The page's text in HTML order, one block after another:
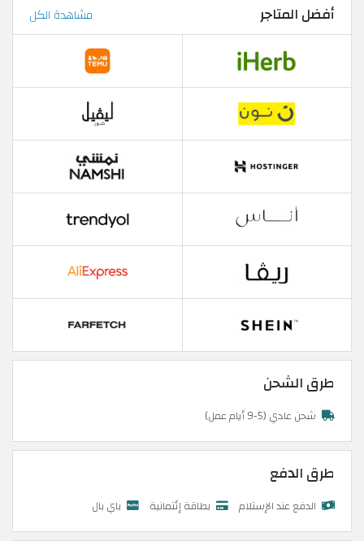
أفضل المتاجر مشاهدة الكل
طرق الشحن
شحن عادي (5-9 أيام عمل)
طرق الدفع
الدفع عند الإستلام بطاقة إئتمانية باي بال